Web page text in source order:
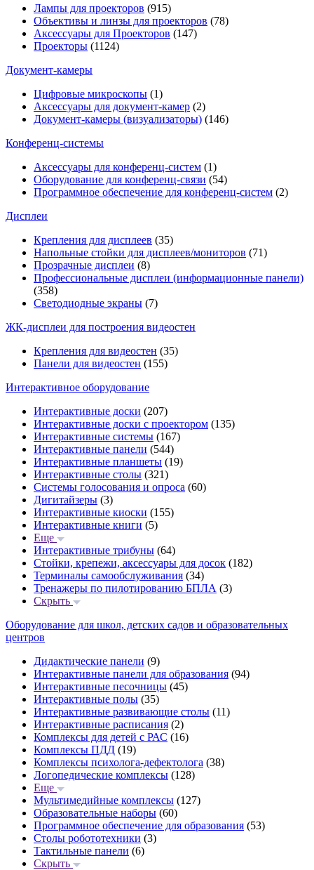
Лампы для проекторов (915)
Объективы и линзы для проекторов (78)
Аксессуары для Проекторов (147)
Проекторы (1124)
Документ-камеры
Цифровые микроскопы (1)
Аксессуары для документ-камер (2)
Документ-камеры (визуализаторы) (146)
Конференц-системы
Аксессуары для конференц-систем (1)
Оборудование для конференц-связи (54)
Программное обеспечение для конференц-систем (2)
Дисплеи
Крепления для дисплеев (35)
Напольные стойки для дисплеев/мониторов (71)
Прозрачные дисплеи (8)
Профессиональные дисплеи (информационные панели)
(358)
Светодиодные экраны (7)
ЖК-дисплеи для построения видеостен
Крепления для видеостен (35)
Панели для видеостен (155)
Интерактивное оборудование
Интерактивные доски (207)
Интерактивные доски с проектором (135)
Интерактивные системы (167)
Интерактивные панели (544)
Интерактивные планшеты (19)
Интерактивные столы (321)
Системы голосования и опроса (60)
Дигитайзеры (3)
Интерактивные киоски (155)
Интерактивные книги (5)
Еще
Интерактивные трибуны (64)
Стойки, крепежи, аксессуары для досок (182)
Терминалы самообслуживания (34)
Тренажеры по пилотированию БПЛА (3)
Скрыть
Оборудование для школ, детских садов и образовательных
центров
Дидактические панели (9)
Интерактивные панели для образования (94)
Интерактивные песочницы (45)
Интерактивные полы (35)
Интерактивные развивающие столы (11)
Интерактивные расписания (2)
Комплексы для детей с РАС (16)
Комплексы ПДД (19)
Комплексы психолога-дефектолога (38)
Логопедические комплексы (128)
Еще
Мультимедийные комплексы (127)
Образовательные наборы (60)
Программное обеспечение для образования (53)
Столы робототехники (3)
Тактильные панели (6)
Скрыть